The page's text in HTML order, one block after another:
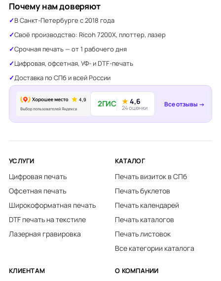
Почему нам доверяют
В Санкт-Петербурге с 2018 года
Своё производство: Ricoh 7200X, плоттер, лазер
Срочная печать — от 1 рабочего дня
Цифровая, офсетная, УФ- и DTF-печать
Доставка по СПб и всей России
2ГИС ★4,6
24 оценки Все отзывы →
УСЛУГИ
Цифровая печать
Офсетная печать
Широкоформатная печать
DTF печать на текстиле
Лазерная гравировка
КАТАЛОГ
Печать визиток в СПб
Печать буклетов
Печать календарей
Печать каталогов
Печать листовок
Все категории каталога
КЛИЕНТАМ О КОМПАНИИ